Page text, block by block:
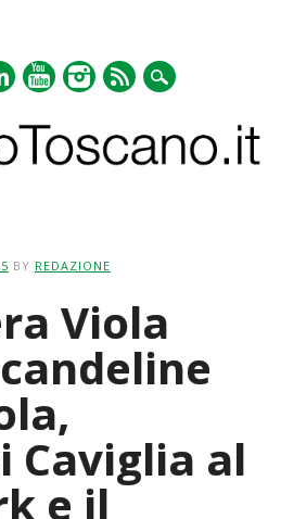
BY REDAZIONE
Viola
Caviglia al
e il